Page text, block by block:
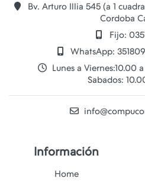
Bv. Arturo Illia 545 (a 1
Cordoba
Fijo:
WhatsApp:
Lunes a Viernes:10.00
Sabados:
Información
Home